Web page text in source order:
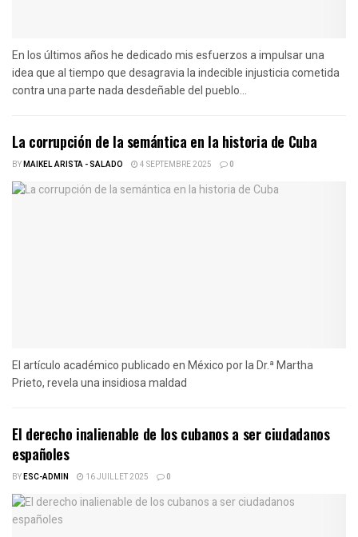
En los últimos años he dedicado mis esfuerzos a impulsar una
idea que al tiempo que desagravia la indecible injusticia cometida
contra una parte nada desdeñable del pueblo...
La corrupción de la semántica en la historia de Cuba
BYMAIKEL ARISTA - SALADO 4 SEPTEMBRE 2025 0
El artículo académico publicado en México por la Dr.ª Martha
Prieto, revela una insidiosa maldad
El derecho inalienable de los cubanos a ser ciudadanos
españoles
BYESC-ADMIN 16 JUILLET 2025 0